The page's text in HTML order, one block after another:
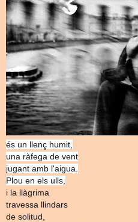
és un llenç humit,
una ràfega de vent
jugant amb l'aigua.
Plou en els ulls,
i la llàgrima
travessa llindars
de solitud,